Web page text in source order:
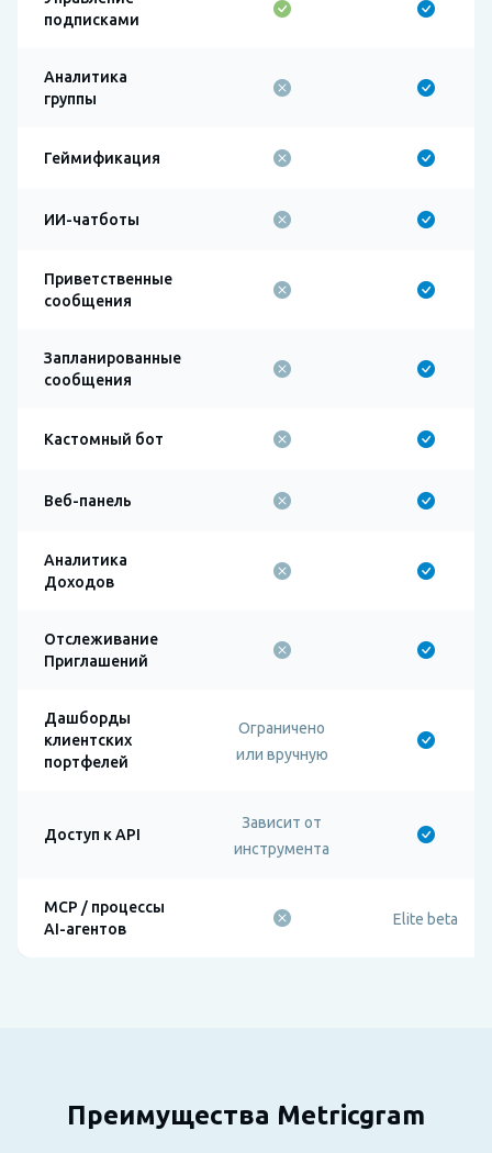
подписками
Аналитика
группы
Геймификация
ИИ-чатботы
Приветственные
сообщения
Запланированные
сообщения
Кастомный бот
Веб-панель
Аналитика
Доходов
Отслеживание
Приглашений
Дашборды
клиентских
портфелей
Ограничено
или вручную
Доступ к API
Зависит от
инструмента
MCP / процессы
AI-агентов
Elite beta
Преимущества Metricgram